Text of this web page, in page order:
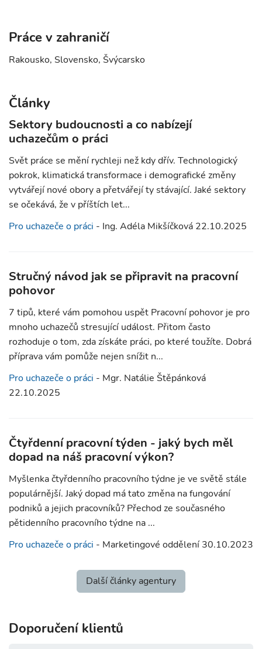
Práce v zahraničí
Rakousko, Slovensko, Švýcarsko
Články
Sektory budoucnosti a co nabízejí
uchazečům o práci
Svět práce se mění rychleji než kdy dřív. Technologický
pokrok, klimatická transformace i demografické změny
vytvářejí nové obory a přetvářejí ty stávající. Jaké sektory
se očekává, že v příštích let...
Pro uchazeče o práci - Ing. Adéla Mikšíčková 22.10.2025
Stručný návod jak se připravit na pracovní
pohovor
7 tipů, které vám pomohou uspět Pracovní pohovor je pro
mnoho uchazečů stresující událost. Přitom často
rozhoduje o tom, zda získáte práci, po které toužíte. Dobrá
příprava vám pomůže nejen snížit n...
Pro uchazeče o práci - Mgr. Natálie Štěpánková
22.10.2025
Čtyřdenní pracovní týden - jaký bych měl
dopad na náš pracovní výkon?
Myšlenka čtyřdenního pracovního týdne je ve světě stále
populárnější. Jaký dopad má tato změna na fungování
podniků a jejich pracovníků? Přechod ze současného
pětidenního pracovního týdne na ...
Pro uchazeče o práci - Marketingové oddělení 30.10.2023
Další články agentury
Doporučení klientů